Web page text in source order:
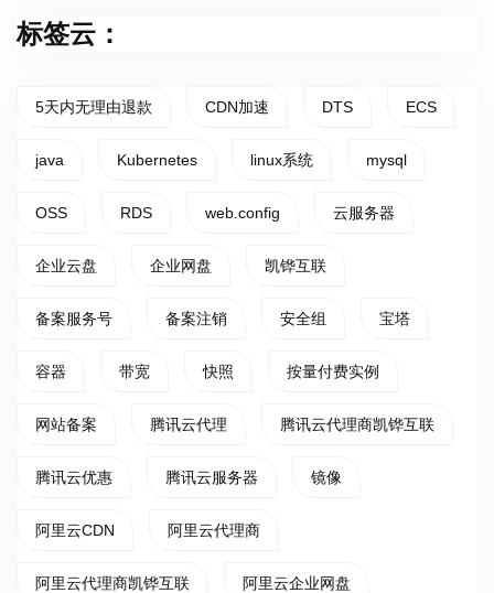
标签云：
5天内无理由退款 CDN加速 DTS ECS
java Kubernetes linux系统 mysql
OSS RDS web.config 云服务器
企业云盘 企业网盘 凯铧互联
备案服务号 备案注销 安全组 宝塔
容器 带宽 快照 按量付费实例
网站备案 腾讯云代理 腾讯云代理商凯铧互联
腾讯云优惠 腾讯云服务器 镜像
阿里云CDN 阿里云代理商
阿里云代理商凯铧互联 阿里云企业网盘